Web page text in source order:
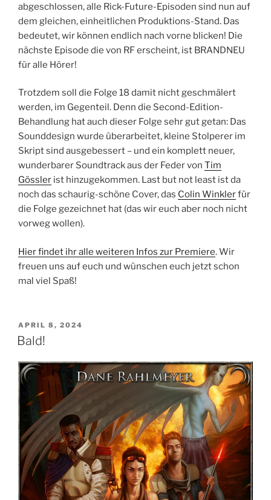
abgeschlossen, alle Rick-Future-Episoden sind nun auf
dem gleichen, einheitlichen Produktions-Stand. Das
bedeutet, wir können endlich nach vorne blicken! Die
nächste Episode die von RF erscheint, ist BRANDNEU
für alle Hörer!
Trotzdem soll die Folge 18 damit nicht geschmälert
werden, im Gegenteil. Denn die Second-Edition-
Behandlung hat auch dieser Folge sehr gut getan: Das
Sounddesign wurde überarbeitet, kleine Stolperer im
Skript sind ausgebessert – und ein komplett neuer,
wunderbarer Soundtrack aus der Feder von Tim
Gössler ist hinzugekommen. Last but not least ist da
noch das schaurig-schöne Cover, das Colin Winklerfür
die Folge gezeichnet hat (das wir euch aber noch nicht
vorweg wollen).
Hier findet ihr alle weiteren Infos zur Premiere. Wir
freuen uns auf euch und wünschen euch jetzt schon
mal viel Spaß!
VERÖFFENTLICHT
AM
APRIL 8, 2024
Bald!